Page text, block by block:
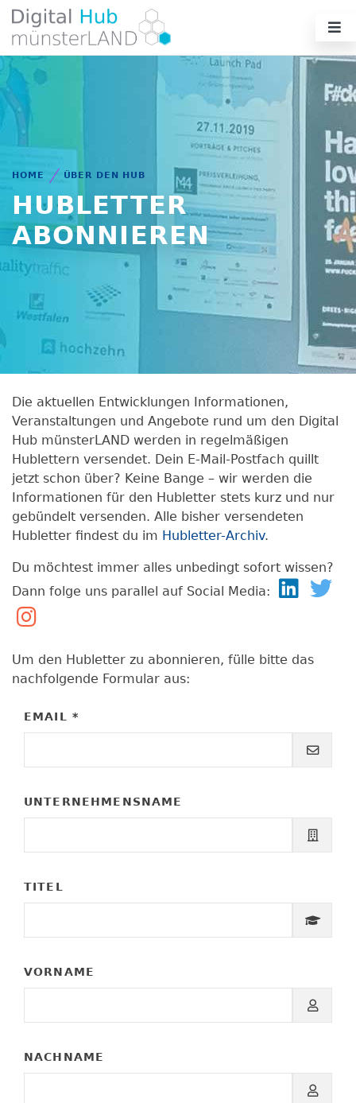
HOME ÜBER DEN HUB
HUBLETTER
ABONNIEREN
Die aktuellen Entwicklungen Informationen,
Veranstaltungen und Angebote rund um den Digital
Hub münsterLAND werden in regelmäßigen
Hublettern versendet. Dein E-Mail-Postfach quillt
jetzt schon über? Keine Bange – wir werden die
Informationen für den Hubletter stets kurz und nur
gebündelt versenden. Alle bisher versendeten
Hubletter findest du im Hubletter-Archiv.
Du möchtest immer alles unbedingt sofort wissen?
Dann folge uns parallel auf Social Media:
Um den Hubletter zu abonnieren, fülle bitte das
nachfolgende Formular aus:
EMAIL *
UNTERNEHMENSNAME
TITEL
VORNAME
NACHNAME